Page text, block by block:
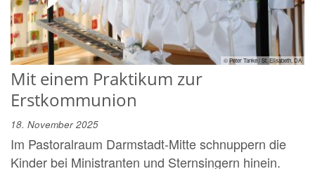
© Peter Tanke / St. Elisabeth, DA
Mit einem Praktikum zur
Erstkommunion
18. November 2025
Im Pastoralraum Darmstadt-Mitte schnuppern die
Kinder bei Ministranten und Sternsingern hinein.